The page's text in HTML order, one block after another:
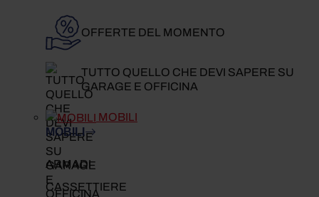
OFFERTE DEL MOMENTO
TUTTO QUELLO CHE DEVI SAPERE SU
GARAGE E OFFICINA
MOBILI
MOBILI
ARMADI
CASSETTIERE